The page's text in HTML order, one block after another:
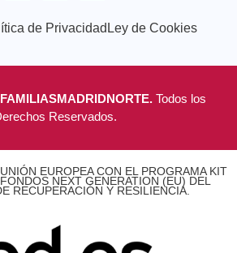
de Privacidad Ley de Cookies
FAMILIASMADRIDNORTE. Todos los
Reservados.
EUROPEA CON EL PROGRAMA KIT
NEXT GENERATION (EU) DEL
RECUPERACIÓN Y RESILIENCIA.